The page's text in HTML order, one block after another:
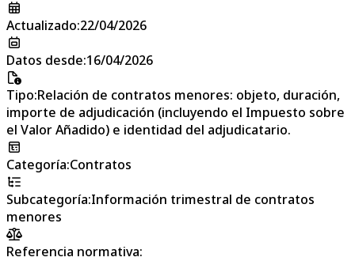
Actualizado:22/04/2026
Datos desde:16/04/2026
Tipo:Relación de contratos menores: objeto, duración,
importe de adjudicación (incluyendo el Impuesto sobre
el Valor Añadido) e identidad del adjudicatario.
Categoría:Contratos
Subcategoría:Información trimestral de contratos
menores
Referencia normativa: